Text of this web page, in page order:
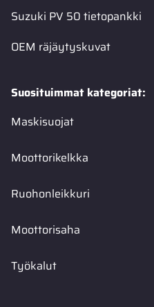
Suzuki PV 50 tietopankki
OEM räjäytyskuvat
Suosituimmat kategoriat:
Maskisuojat
Moottorikelkka
Ruohonleikkuri
Moottorisaha
Työkalut